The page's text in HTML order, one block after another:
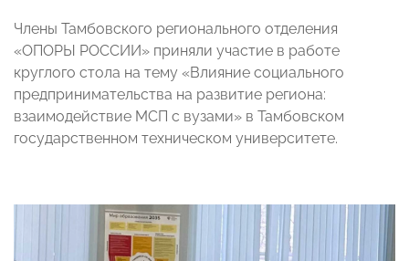
Члены Тамбовского регионального отделения
«ОПОРЫ РОССИИ» приняли участие в работе
круглого стола на тему «Влияние социального
предпринимательства на развитие региона:
взаимодействие МСП с вузами» в Тамбовском
государственном техническом университете.